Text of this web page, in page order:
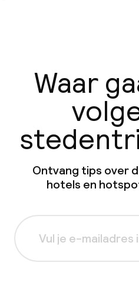
Waar
Ontvang tips over
hotels en